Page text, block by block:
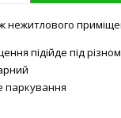
нежитлового
підійде під
паркування